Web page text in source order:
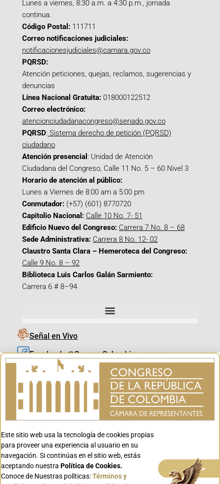
Lunes a viernes, 8:30 a.m. a 4:30 p.m., jornada
continua.
Código Postal: 111711
Correo notificaciones judiciales:
notificacionesjudiciales@camara.gov.co
PQRSD:
Atención peticiones, quejas, reclamos, sugerencias y
denuncias
Línea Nacional Gratuita: 018000122512
Correo electrónico:
atencionciudadanacongreso@senado.gov.co
PQRSD: Sistema derecho de petición (PQRSD)
ciudadano
Atención presencial : Unidad de Atención
Ciudadana del Congreso, Calle 11 No. 5 – 60 Nivel 3
Horario de atención al público:
Lunes a Viernes de 8:00 am a 5:00 pm
Conmutador: (+57) (601) 8770720
Capitolio Nacional: Calle 10 No. 7- 51
Edificio Nuevo del Congreso: Carrera 7 No. 8 – 68
Sede Administrativa: Carrera 8 No. 12- 02
Claustro Santa Clara – Hemeroteca del Congreso:
Calle 9 No. 8 – 92
Biblioteca Luis Carlos Galán Sarmiento:
Carrera 6 # 8–94
Señal en Vivo
Facebook_@CamaraColombia
Instagram_@CamaraColombia
X_@CamaraColombia
Youtube_@CamaraColombia
Youtube_@CanalCongreso
Este sitio web usa la tecnología de cookies propias
para proveer una experiencia al usuario en su
navegación. Si continúas en el sitio web, estás
aceptando nuestra Política de Cookies.
Conoce de Nuestras políticas:Términos y
Aceptar